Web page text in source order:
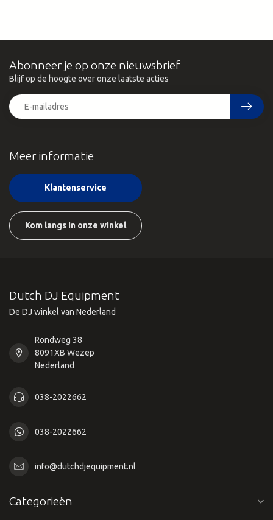
Meer informatie
Klantenservice
Kom langs in onze winkel
Abonneer je op onze nieuwsbrief
Blijf op de hoogte over onze laatste acties
Dutch DJ Equipment
De DJ winkel van Nederland
Rondweg 38
8091XB Wezep
Nederland
038-2022662
038-2022662
info@dutchdjequipment.nl
Categorieën